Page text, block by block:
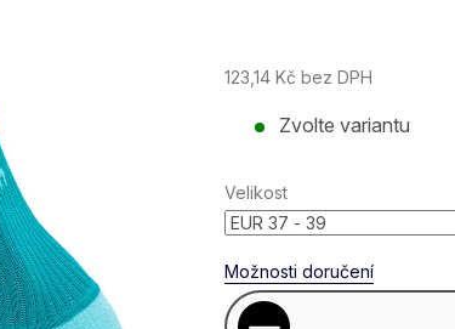
123,14 Kč bez DPH
cena:
Zvolte variantu
Velikost
Možnosti doručení